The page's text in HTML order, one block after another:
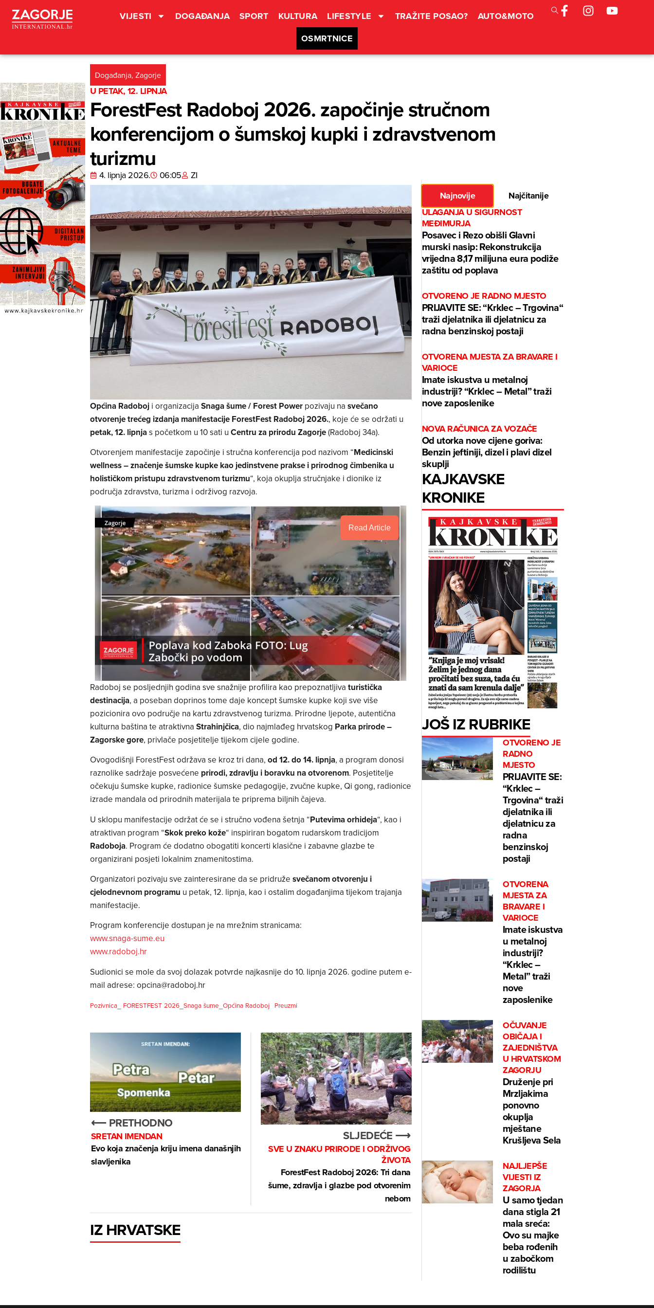
VIJESTI DOGAĐANJA SPORT KULTURA LIFESTYLE TRAŽITE POSAO?
AUTO&MOTO
OSMRTNICE
Događanja, Zagorje
U PETAK, 12. LIPNJA
ForestFest Radoboj 2026. započinje stručnom
konferencijom o šumskoj kupki i zdravstvenom
turizmu
4. lipnja 2026. 06:05 ZI
Općina Radoboji organizacija Snaga šume / Forest Powerpozivaju na svečano
otvorenje trećeg izdanja manifestacije ForestFest Radoboj 2026., koje će se održati u
petak, 12. lipnjas početkom u 10 sati u Centru za prirodu Zagorje(Radoboj 34a).
Otvorenjem manifestacije započinje i stručna konferencija pod nazivom “Medicinski
wellness – značenje šumske kupke kao jedinstvene prakse i prirodnog čimbenika u
holističkom pristupu zdravstvenom turizmu“, koja okuplja stručnjake i dionike iz
područja zdravstva, turizma i održivog razvoja.
Read Article
Radoboj se posljednjih godina sve snažnije profilira kao prepoznatljiva turistička
destinacija, a poseban doprinos tome daje koncept šumske kupke koji sve više
pozicionira ovo područje na kartu zdravstvenog turizma. Prirodne ljepote, autentična
kulturna baština te atraktivna Strahinjčica, dio najmlađeg hrvatskog Parka prirode –
Zagorske gore, privlače posjetitelje tijekom cijele godine.
Ovogodišnji ForestFest održava se kroz tri dana, od 12. do 14. lipnja, a program donosi
raznolike sadržaje posvećene prirodi, zdravlju i boravku na otvorenom. Posjetitelje
očekuju šumske kupke, radionice šumske pedagogije, zvučne kupke, Qi gong, radionice
izrade mandala od prirodnih materijala te priprema biljnih čajeva.
U sklopu manifestacije održat će se i stručno vođena šetnja “Putevima orhideja“, kao i
atraktivan program “Skok preko kože“ inspiriran bogatom rudarskom tradicijom
Radoboja. Program će dodatno obogatiti koncerti klasične i zabavne glazbe te
organizirani posjeti lokalnim znamenitostima.
Organizatori pozivaju sve zainteresirane da se pridruže svečanom otvorenju i
cjelodnevnom programu u petak, 12. lipnja, kao i ostalim događanjima tijekom trajanja
manifestacije.
Program konferencije dostupan je na mrežnim stranicama:
www.snaga-sume.eu
www.radoboj.hr
Sudionici se mole da svoj dolazak potvrde najkasnije do 10. lipnja 2026. godine putem e-
mail adrese: opcina@radoboj.hr
Pozivnica_ FORESTFEST 2026_Snaga šume_Općina Radoboj Preuzmi
⟵ PRETHODNO
SRETAN IMENDAN
Evo koja značenja kriju imena današnjih
slavljenika
SLJEDEĆE ⟶
SVE U ZNAKU PRIRODE I ODRŽIVOG
ŽIVOTA
ForestFest Radoboj 2026: Tri dana
šume, zdravlja i glazbe pod otvorenim
nebom
IZ HRVATSKE
Najnovije
Najčitanije
ULAGANJA U SIGURNOST
MEĐIMURJA
Posavec i Rezo obišli Glavni
murski nasip: Rekonstrukcija
vrijedna 8,17 milijuna eura podiže
zaštitu od poplava
OTVORENO JE RADNO MJESTO
PRIJAVITE SE: “Krklec – Trgovina“
traži djelatnika ili djelatnicu za
radna benzinskoj postaji
OTVORENA MJESTA ZA BRAVARE I
VARIOCE
Imate iskustva u metalnoj
industriji? “Krklec – Metal” traži
nove zaposlenike
NOVA RAČUNICA ZA VOZAČE
Od utorka nove cijene goriva:
Benzin jeftiniji, dizel i plavi dizel
skuplji
KAJKAVSKE
KRONIKE
JOŠ IZ RUBRIKE
OTVORENO JE
RADNO
MJESTO
PRIJAVITE SE:
“Krklec –
Trgovina“ traži
djelatnika ili
djelatnicu za
radna
benzinskoj
postaji
OTVORENA
MJESTA ZA
BRAVARE I
VARIOCE
Imate iskustva
u metalnoj
industriji?
“Krklec –
Metal” traži
nove
zaposlenike
OČUVANJE
OBIČAJA I
ZAJEDNIŠTVA
U HRVATSKOM
ZAGORJU
Druženje pri
Mrzljakima
ponovno
okuplja
mještane
Krušljeva Sela
NAJLJEPŠE
VIJESTI IZ
ZAGORJA
U samo tjedan
dana stigla 21
mala sreća:
Ovo su majke
beba rođenih
u zabočkom
rodilištu